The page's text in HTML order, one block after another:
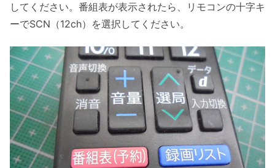
してください。番組表が表示されたら、リモコンの十字キ
ーでSCN（12ch）を選択してください。